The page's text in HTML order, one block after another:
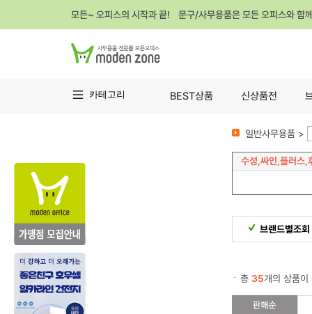
모든~ 오피스의 시작과 끝! 문구/사무용품은 모든 오피스와 함
카테고리 BEST상품 신상품전
일반사무용품 >
수성,싸인,플러스,
브랜드별조회
총 35개의 상품이